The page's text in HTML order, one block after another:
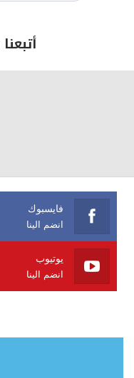
أتبعنا
فايسبوك
انضم الينا
يوتيوب
انضم الينا